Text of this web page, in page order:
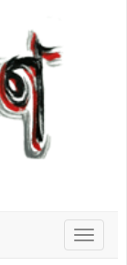
Toggle